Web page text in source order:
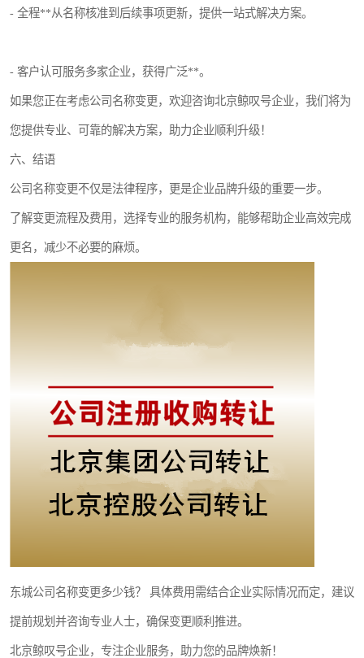
- 全程**从名称核准到后续事项更新，提供一站式解决方案。
- 客户认可服务多家企业，获得广泛**。
如果您正在考虑公司名称变更，欢迎咨询北京鲸叹号企业，我们将为
您提供专业、可靠的解决方案，助力企业顺利升级！
六、结语
公司名称变更不仅是法律程序，更是企业品牌升级的重要一步。
了解变更流程及费用，选择专业的服务机构，能够帮助企业高效完成
更名，减少不必要的麻烦。
东城公司名称变更多少钱？ 具体费用需结合企业实际情况而定，建议
提前规划并咨询专业人士，确保变更顺利推进。
北京鲸叹号企业，专注企业服务，助力您的品牌焕新！